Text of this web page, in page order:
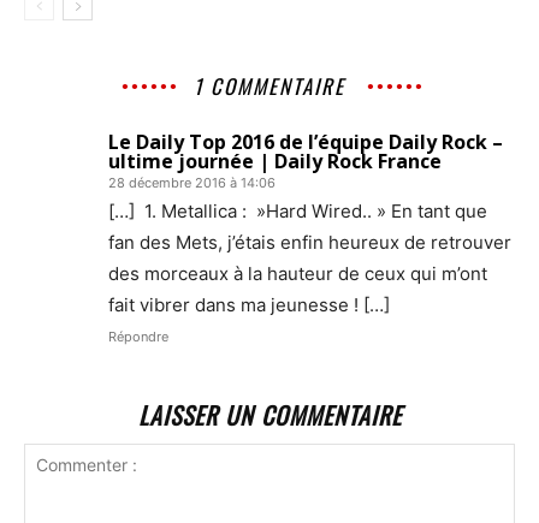
1 COMMENTAIRE
Le Daily Top 2016 de l’équipe Daily Rock –
ultime journée | Daily Rock France
28 décembre 2016 à 14:06
[…] 1. Metallica : »Hard Wired.. » En tant que
fan des Mets, j’étais enfin heureux de retrouver
des morceaux à la hauteur de ceux qui m’ont
fait vibrer dans ma jeunesse ! […]
Répondre
LAISSER UN COMMENTAIRE